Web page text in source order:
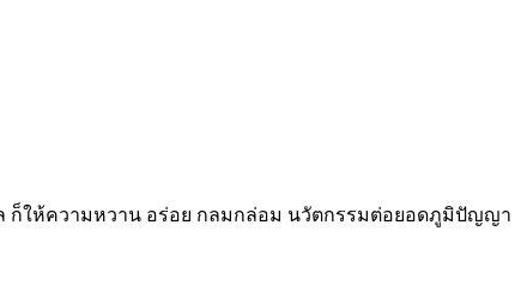
ก็ให้ความหวาน อร่อย กลมกล่อม นวัตกรรมต่อยอดภูมิปัญญา